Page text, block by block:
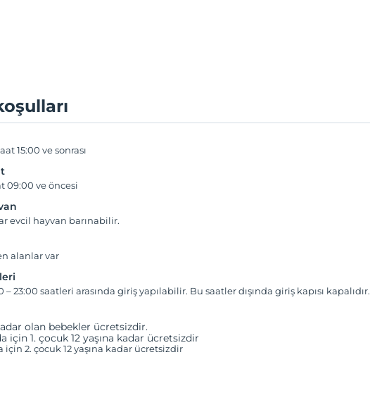
15:00 ve sonrası
09:00 ve öncesi
evcil hayvan barınabilir.
alanlar var
– 23:00 saatleri arasında giriş yapılabilir. Bu saatler dışında giriş kapısı kapalıdır.
olan bebekler ücretsizdir.
için 1. çocuk 12 yaşına kadar ücretsizdir
için 2. çocuk 12 yaşına kadar ücretsizdir